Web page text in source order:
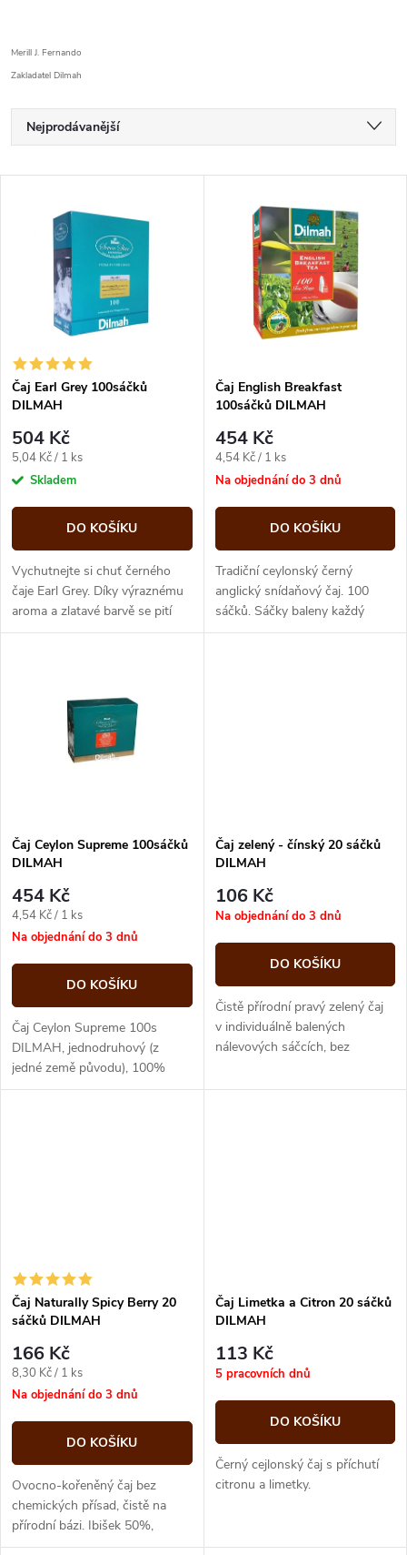
Merill J. Fernando
Zakladatel Dilmah
Ř
a
í
p
r
o
d
u
k
Nejprodávanější
Abecedně
s
p
r
o
d
u
Čaj Earl Grey 100sáčků
DILMAH
504 Kč
Měrná
cena:
5,04 Kč / 1 ks
Skladem
DO KOŠÍKU
Vychutnejte si chuť černého
čaje Earl Grey. Díky výraznému
aroma a zlatavé barvě se pití
čaje stane vyjímečným
Čaj English Breakfast
100sáčků DILMAH
454 Kč
Měrná
cena:
4,54 Kč / 1 ks
Na objednání do 3 dnů
DO KOŠÍKU
Tradiční ceylonský černý
anglický snídaňový čaj. 100
sáčků. Sáčky baleny každý
zvlášť.
Čaj Ceylon Supreme 100sáčků
DILMAH
454 Kč
Měrná
cena:
4,54 Kč / 1 ks
Na objednání do 3 dnů
DO KOŠÍKU
Čaj Ceylon Supreme 100s
DILMAH, jednodruhový (z
jedné země původu), 100%
přírodní, pravý cejlonský čaj.
Čaj zelený - čínský 20 sáčků
DILMAH
106 Kč
Na objednání do 3 dnů
DO KOŠÍKU
Čistě přírodní pravý zelený čaj
v individuálně balených
nálevových sáčcích, bez
čaje je delikátní, má osvěžující
Čaj Naturally Spicy Berry 20
sáčků DILMAH
166 Kč
Měrná
cena:
8,30 Kč / 1 ks
Na objednání do 3 dnů
DO KOŠÍKU
Ovocno-kořeněný čaj bez
chemických přísad, čistě na
přírodní bázi. Ibišek 50%,
skořicová kůra 13%,
Čaj Limetka a Citron 20 sáčků
DILMAH
113 Kč
5 pracovních dnů
DO KOŠÍKU
Černý cejlonský čaj s příchutí
citronu a limetky.